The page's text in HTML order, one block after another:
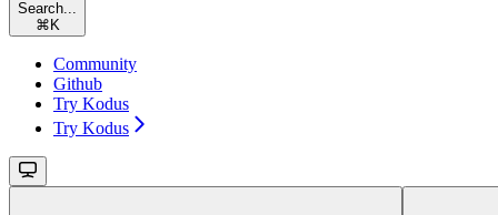
Search...
⌘ K
Community
Github
Try Kodus
Try Kodus